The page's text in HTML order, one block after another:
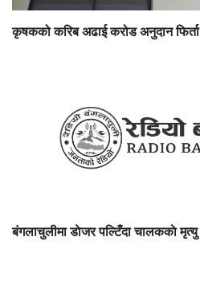
कृषकको करिब अढाई करोड अनुदान फिर्ता
बंगलाचुलीमा डाेजर पल्टिँदा चालककाे मृत्यु